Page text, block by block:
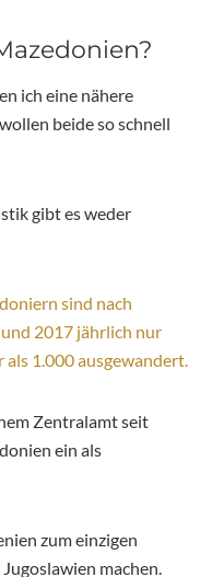
ich eine nähere
beide so schnell
gibt es weder
sind nach
2017 jährlich nur
1.000 ausgewandert.
Zentralamt seit
ein als
zum einzigen
machen.